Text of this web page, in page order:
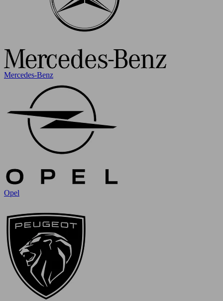
Mercedes-Benz
Opel